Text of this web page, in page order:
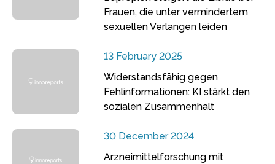
Frauen, die unter vermindertem
sexuellen Verlangen leiden
13 February 2025
Widerstandsfähig gegen
Fehlinformationen: KI stärkt den
sozialen Zusammenhalt
30 December 2024
Arzneimittelforschung mit